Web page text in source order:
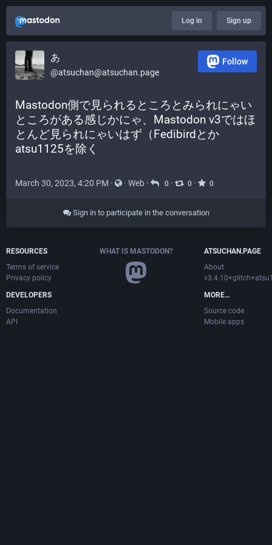
Log in Sign up
あ
@atsuchan@atsuchan.page
Follow
Mastodon側で見られるところとみられにゃい
ところがある感じかにゃ、Mastodon v3ではほ
とんど見られにゃいはず（Fedibirdとか
atsu1125を除く
March 30, 2023, 4:20 PM · · Web · 0 · 0 · 0
Sign in to participate in the conversation
RESOURCES
Terms of service
Privacy policy
DEVELOPERS
Documentation
API
WHAT IS MASTODON?
ATSUCHAN.PAGE
About
MORE…
Source code
Mobile apps